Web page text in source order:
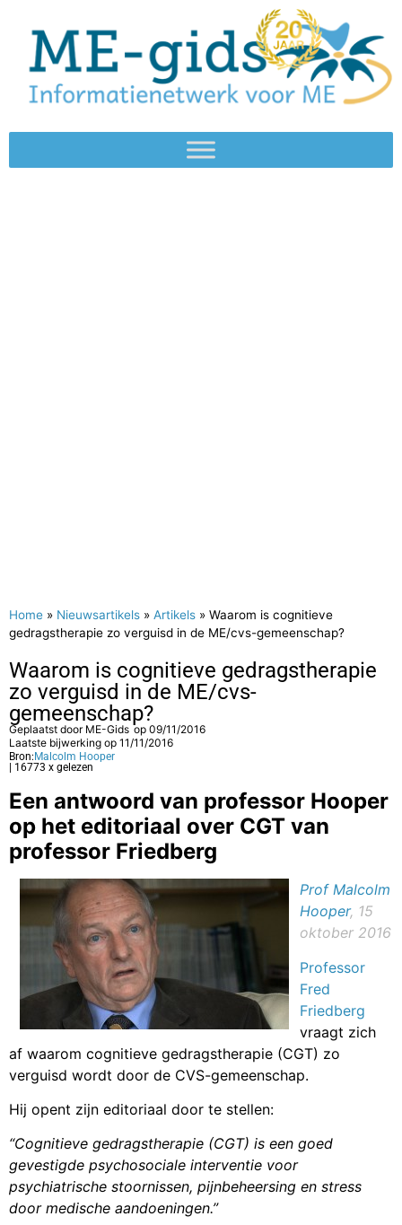
Home » Nieuwsartikels » Artikels » Waarom is cognitieve
gedragstherapie zo verguisd in de ME/cvs-gemeenschap?
Waarom is cognitieve gedragstherapie
zo verguisd in de ME/cvs-
gemeenschap?
Geplaatst door ME-Gids op 09/11/2016
Laatste bijwerking op 11/11/2016
Bron: Malcolm Hooper
| 16773 x gelezen
Een antwoord van professor Hooper
op het editoriaal over CGT van
professor Friedberg
Prof Malcolm
Hooper, 15
oktober 2016
Professor
Fred
Friedberg
vraagt zich
af waarom cognitieve gedragstherapie (CGT) zo
verguisd wordt door de CVS-gemeenschap.
Hij opent zijn editoriaal door te stellen:
“Cognitieve gedragstherapie (CGT) is een goed
gevestigde psychosociale interventie voor
psychiatrische stoornissen, pijnbeheersing en stress
door medische aandoeningen.”